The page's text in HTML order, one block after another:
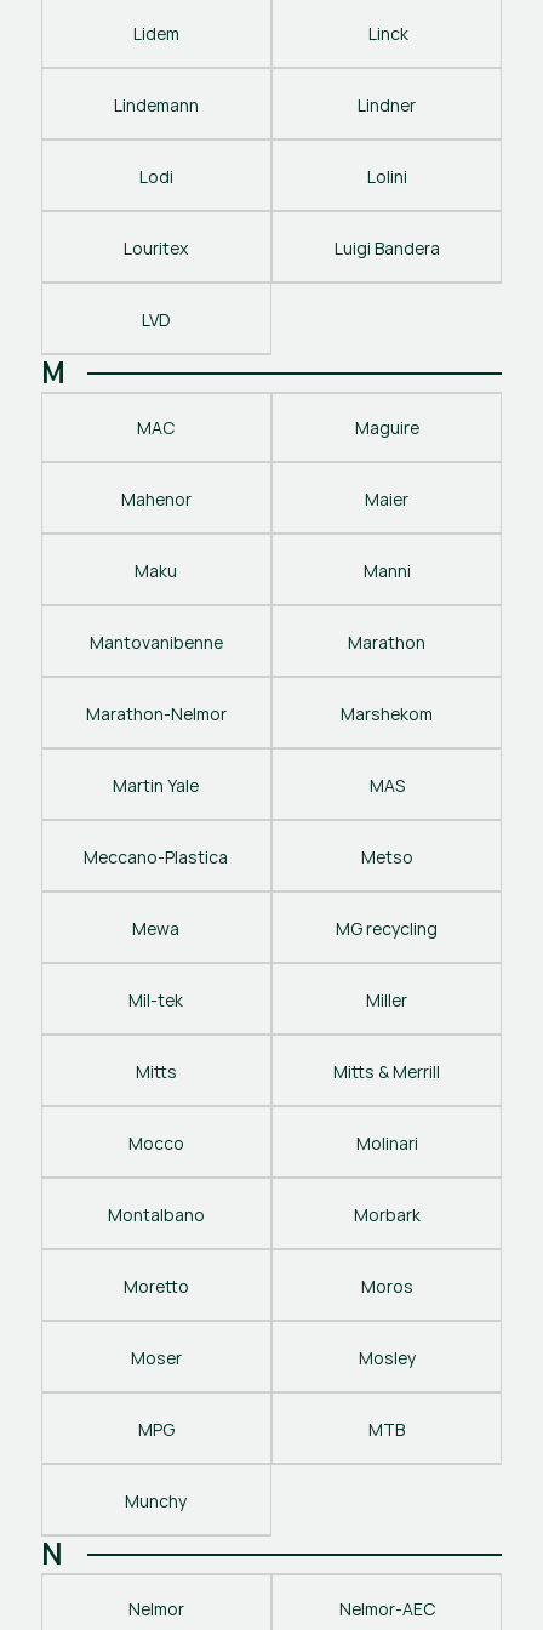
Lidem Linck
Lindemann Lindner
Lodi Lolini
Louritex Luigi Bandera
LVD
M
MAC Maguire
Mahenor Maier
Maku Manni
Mantovanibenne Marathon
Marathon-Nelmor Marshekom
Martin Yale MAS
Meccano-Plastica Metso
Mewa MG recycling
Mil-tek Miller
Mitts Mitts & Merrill
Mocco Molinari
Montalbano Morbark
Moretto Moros
Moser Mosley
MPG MTB
Munchy
N
Nelmor Nelmor-AEC